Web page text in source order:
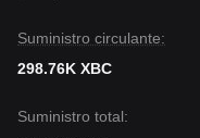
Suministro circulante:
298.76K XBC
Suministro total: